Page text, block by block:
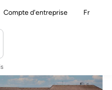
Compte d'entreprise Fr